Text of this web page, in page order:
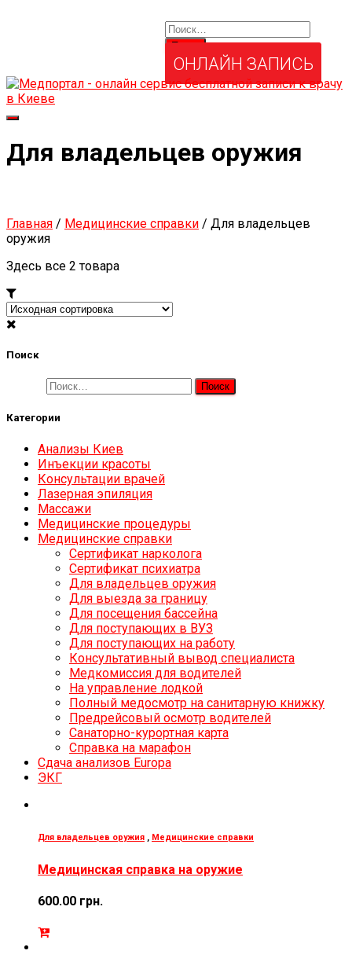
ОНЛАЙН ЗАПИСЬ
Переключить
Для владельцев оружия
Главная / Медицинские справки / Для владельцев
оружия
Здесь все 2 товара
Поиск
Категории
Анализы Киев
Инъекции красоты
Консультации врачей
Лазерная эпиляция
Массажи
Медицинские процедуры
Медицинские справки
Cертификат нарколога
Cертификат психиатра
Для владельцев оружия
Для выезда за границу
Для посещения бассейна
Для поступающих в ВУЗ
Для поступающих на работу
Консультативный вывод специалиста
Медкомиссия для водителей
На управление лодкой
Полный медосмотр на санитарную книжку
Предрейсовый осмотр водителей
Санаторно-курортная карта
Справка на марафон
Сдача анализов Europa
ЭКГ
Для владельцев оружия Медицинские справки
Медицинская справка на оружие
600.00 грн.